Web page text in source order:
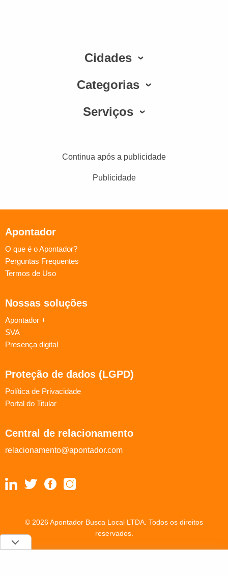
Cidades
Categorias
Serviços
Continua após a publicidade
Publicidade
Apontador
O que é o Apontador?
Perguntas Frequentes
Termos de Uso
Nossas soluções
Apontador +
SVA
Presença digital
Proteção de dados (LGPD)
Política de Privacidade
Portal do Titular
Central de relacionamento
relacionamento@apontador.com
© 2026 Apontador Busca Local LTDA. Todos os direitos
reservados.